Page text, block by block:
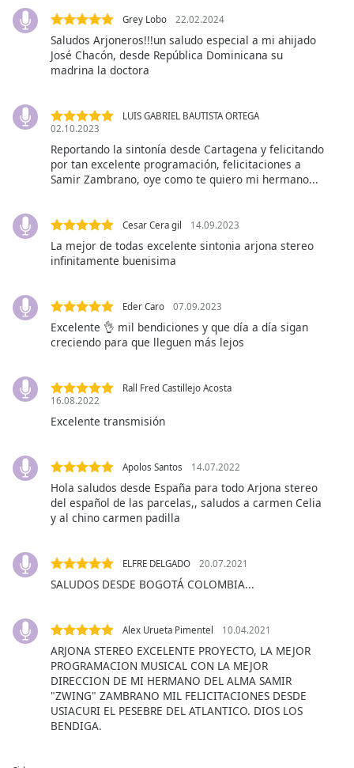
subtitles
settings,
opens
subtitles
settings
subtitles
off
,
selected
Picture-
in-
Fullscreen
Beginning
Escape
will
window.
Color
Background
Grey Lobo 22.02.2024
Saludos Arjoneros!!!un saludo especial a mi ahijado
José Chacón, desde República Dominicana su
madrina la doctora
LUIS GABRIEL BAUTISTA ORTEGA
02.10.2023
Reportando la sintonía desde Cartagena y felicitando
por tan excelente programación, felicitaciones a
Samir Zambrano, oye como te quiero mi hermano...
Cesar Cera gil 14.09.2023
La mejor de todas excelente sintonia arjona stereo
infinitamente buenisima
Eder Caro 07.09.2023
Excelente 👌 mil bendiciones y que día a día sigan
creciendo para que lleguen más lejos
Rall Fred Castillejo Acosta
16.08.2022
Excelente transmisión
Apolos Santos 14.07.2022
Hola saludos desde España para todo Arjona stereo
del español de las parcelas,, saludos a carmen Celia
y al chino carmen padilla
ELFRE DELGADO 20.07.2021
SALUDOS DESDE BOGOTÁ COLOMBIA...
Alex Urueta Pimentel 10.04.2021
ARJONA STEREO EXCELENTE PROYECTO, LA MEJOR
PROGRAMACION MUSICAL CON LA MEJOR
DIRECCION DE MI HERMANO DEL ALMA SAMIR
"ZWING" ZAMBRANO MIL FELICITACIONES DESDE
USIACURI EL PESEBRE DEL ATLANTICO. DIOS LOS
BENDIGA.